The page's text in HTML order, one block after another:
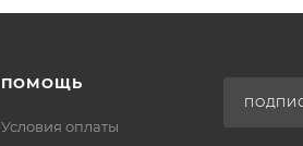
ПОМОЩЬ
Условия оплаты